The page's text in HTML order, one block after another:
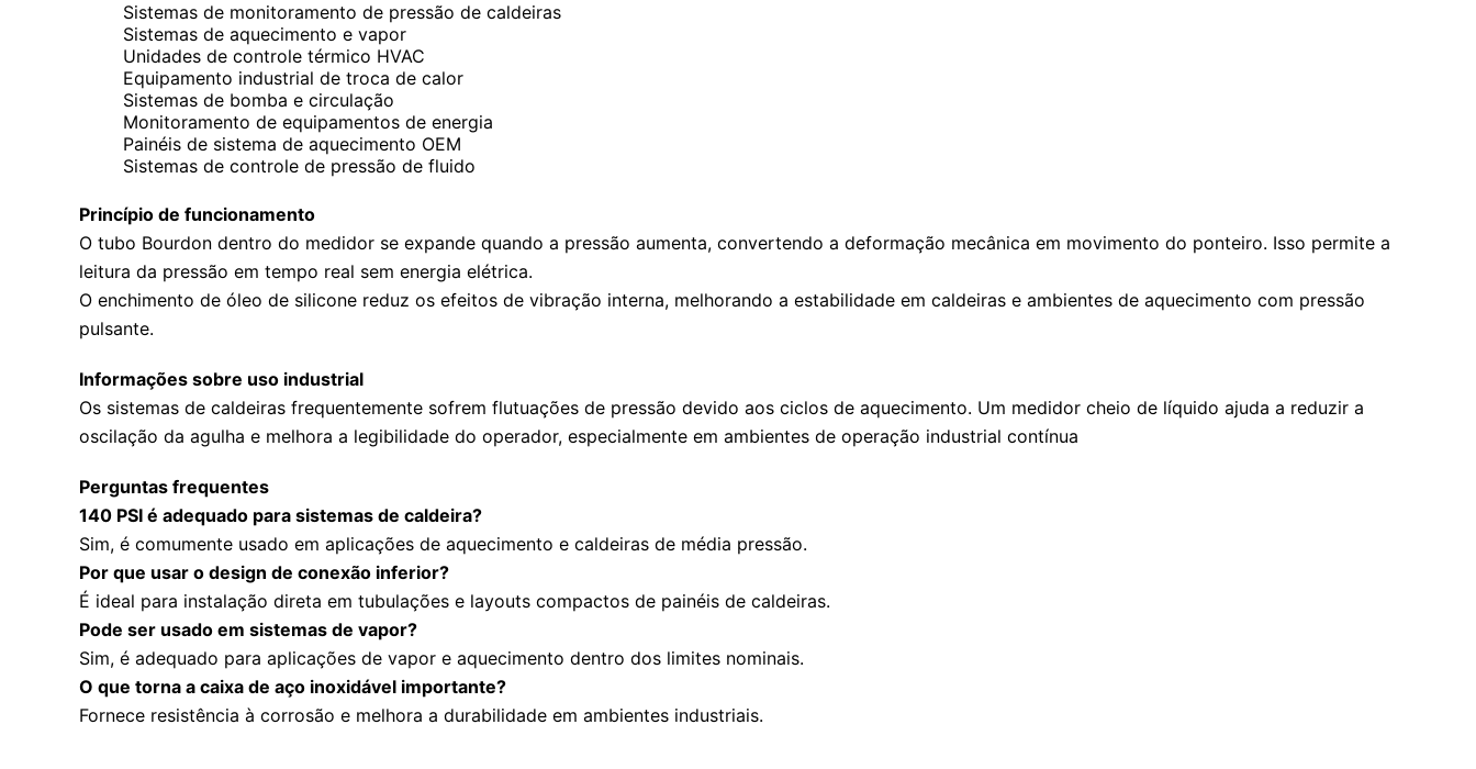
Sistemas de monitoramento de pressão de caldeiras
Sistemas de aquecimento e vapor
Unidades de controle térmico HVAC
Equipamento industrial de troca de calor
Sistemas de bomba e circulação
Monitoramento de equipamentos de energia
Painéis de sistema de aquecimento OEM
Sistemas de controle de pressão de fluido
Princípio de funcionamento
O tubo Bourdon dentro do medidor se expande quando a pressão aumenta, convertendo a deformação mecânica em movimento do ponteiro. Isso permite a
leitura da pressão em tempo real sem energia elétrica.
O enchimento de óleo de silicone reduz os efeitos de vibração interna, melhorando a estabilidade em caldeiras e ambientes de aquecimento com pressão
pulsante.
Informações sobre uso industrial
Os sistemas de caldeiras frequentemente sofrem flutuações de pressão devido aos ciclos de aquecimento. Um medidor cheio de líquido ajuda a reduzir a
oscilação da agulha e melhora a legibilidade do operador, especialmente em ambientes de operação industrial contínua
Perguntas frequentes
140 PSI é adequado para sistemas de caldeira?
Sim, é comumente usado em aplicações de aquecimento e caldeiras de média pressão.
Por que usar o design de conexão inferior?
É ideal para instalação direta em tubulações e layouts compactos de painéis de caldeiras.
Pode ser usado em sistemas de vapor?
Sim, é adequado para aplicações de vapor e aquecimento dentro dos limites nominais.
O que torna a caixa de aço inoxidável importante?
Fornece resistência à corrosão e melhora a durabilidade em ambientes industriais.